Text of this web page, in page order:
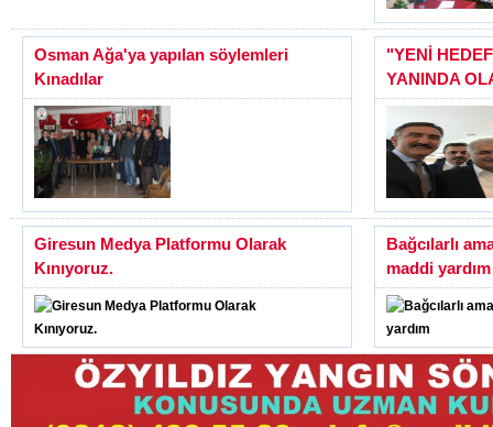
Osman Ağa'ya yapılan söylemleri
Kınadılar
"YENİ
YANINDA
Giresun Medya Platformu Olarak
Kınıyoruz.
Bağcılarlı
maddi yardım